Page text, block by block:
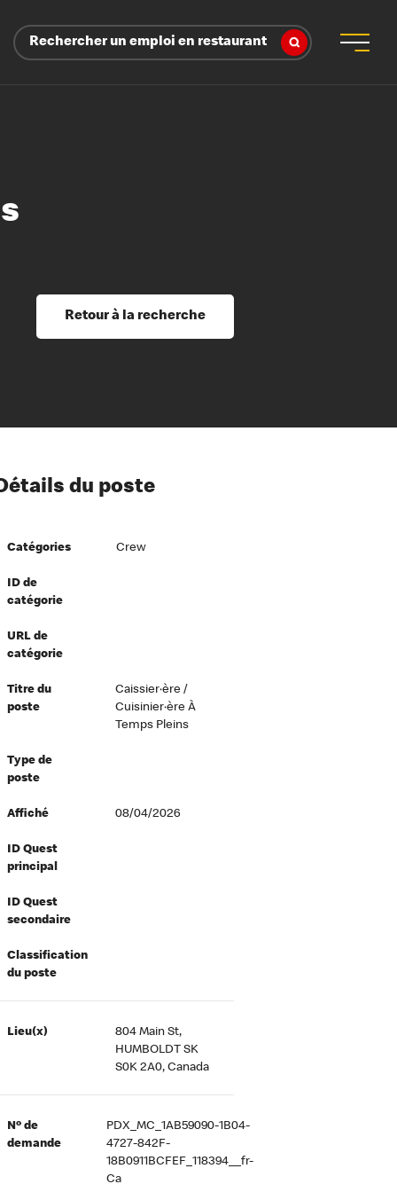
Rechercher un emploi en restaurant
et perfectionnement
du savoir
à l’égard de nos employés
directeurs
équité et inclusion
au travail
Retour à la recherche
du poste
Catégories Crew
ID de
catégorie
URL de
catégorie
Titre du
poste
Caissier·ère /
Cuisinier·ère À
Temps Pleins
Type de
poste
Affiché 08/04/2026
ID Quest
principal
ID Quest
secondaire
Classification
du poste
Lieu(x)
804 Main St,
HUMBOLDT SK
S0K 2A0, Canada
Nº de
demande
PDX_MC_1AB59090-1B04-
4727-842F-
18B0911BCFEF_118394__fr-
Ca